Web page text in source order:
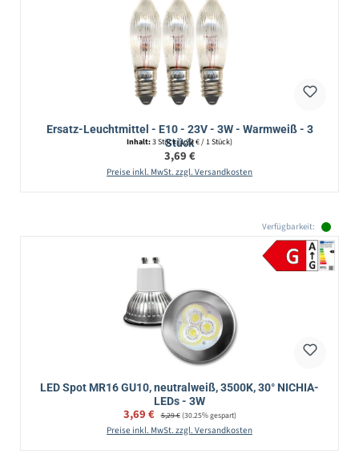
Ersatz-Leuchtmittel - E10 - 23V - 3W - Warmweiß - 3
Stück
Inhalt:3 Stück(1,23 € / 1 Stück)
Regulärer Preis:
3,69 €
Preise inkl. MwSt. zzgl. Versandkosten
Verfügbarkeit:
LED Spot MR16 GU10, neutralweiß, 3500K, 30° NICHIA-
LEDs - 3W
Verkaufspreis:
3,69 € Regulärer Preis:
5,29 €(30.25% gespart)
Preise inkl. MwSt. zzgl. Versandkosten